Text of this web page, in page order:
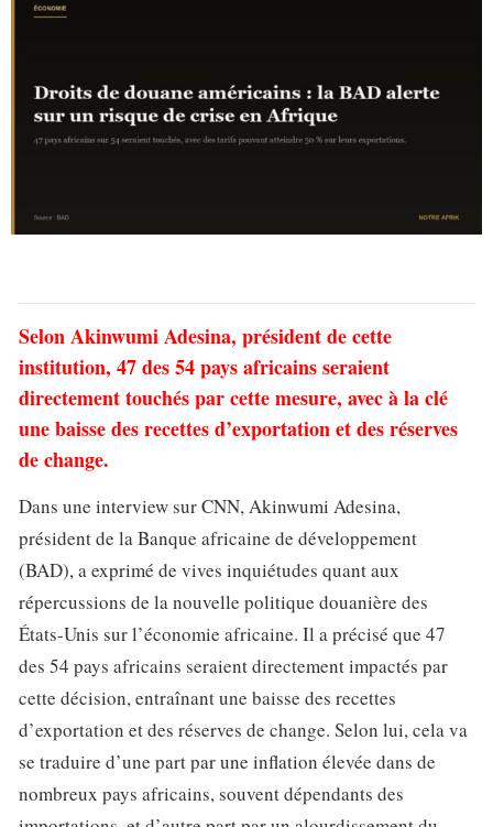
Selon Akinwumi Adesina, président de cette
institution, 47 des 54 pays africains seraient
directement touchés par cette mesure, avec à la clé
une baisse des recettes d’exportation et des réserves
de change.
Dans une interview sur CNN, Akinwumi Adesina,
président de la Banque africaine de développement
(BAD), a exprimé de vives inquiétudes quant aux
répercussions de la nouvelle politique douanière des
États-Unis sur l’économie africaine. Il a précisé que 47
des 54 pays africains seraient directement impactés par
cette décision, entraînant une baisse des recettes
d’exportation et des réserves de change. Selon lui, cela va
se traduire d’une part par une inflation élevée dans de
nombreux pays africains, souvent dépendants des